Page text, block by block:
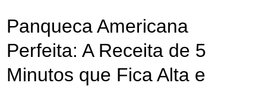
Panqueca Americana
Perfeita: A Receita de 5
Minutos que Fica Alta e